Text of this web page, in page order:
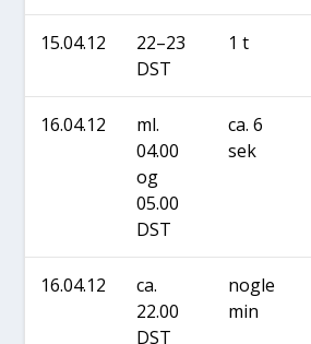
15.04.12
22–23
DST
1 t
16.04.12
ml.
04.00
og
05.00
DST
ca. 6
sek
16.04.12
ca.
22.00
DST
nog­le
min